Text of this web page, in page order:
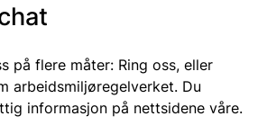
på flere måter: Ring oss, eller
arbeidsmiljøregelverket. Du
informasjon på nettsidene våre.